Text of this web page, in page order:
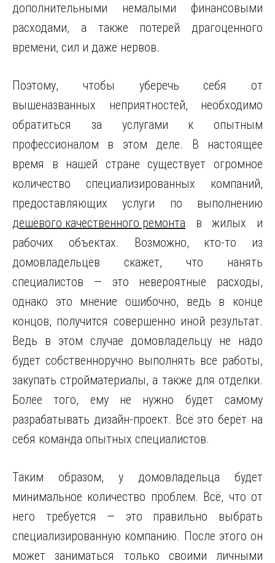
дополнительными немалыми финансовыми
расходами, а также потерей драгоценного
времени, сил и даже нервов.
Поэтому, чтобы уберечь себя от
вышеназванных неприятностей, необходимо
обратиться за услугами к опытным
профессионалом в этом деле. В настоящее
время в нашей стране существует огромное
количество специализированных компаний,
предоставляющих услуги по выполнению
дешёвого качественного ремонта в жилых и
рабочих объектах. Возможно, кто-то из
домовладельцев скажет, что нанять
специалистов — это невероятные расходы,
однако это мнение ошибочно, ведь в конце
концов, получится совершенно иной результат.
Ведь в этом случае домовладельцу не надо
будет собственноручно выполнять все работы,
закупать стройматериалы, а также для отделки.
Более того, ему не нужно будет самому
разрабатывать дизайн-проект. Всё это берёт на
себя команда опытных специалистов.
Таким образом, у домовладельца будет
минимальное количество проблем. Всё, что от
него требуется — это правильно выбрать
специализированную компанию. После этого он
может заниматься только своими личными